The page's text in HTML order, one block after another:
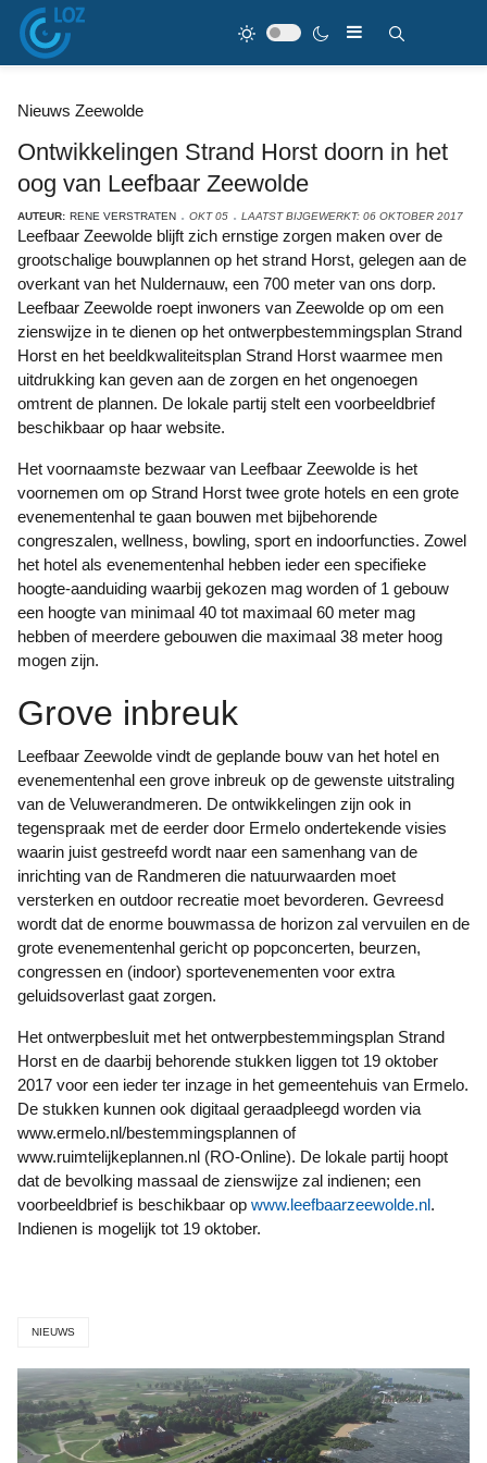
Nieuws Zeewolde
Ontwikkelingen Strand Horst doorn in het
oog van Leefbaar Zeewolde
AUTEUR: RENE VERSTRATEN OKT 05 LAATST BIJGEWERKT: 06 OKTOBER 2017
Leefbaar Zeewolde blijft zich ernstige zorgen maken over de
grootschalige bouwplannen op het strand Horst, gelegen aan de
overkant van het Nuldernauw, een 700 meter van ons dorp.
Leefbaar Zeewolde roept inwoners van Zeewolde op om een
zienswijze in te dienen op het ontwerpbestemmingsplan Strand
Horst en het beeldkwaliteitsplan Strand Horst waarmee men
uitdrukking kan geven aan de zorgen en het ongenoegen
omtrent de plannen. De lokale partij stelt een voorbeeldbrief
beschikbaar op haar website.
Het voornaamste bezwaar van Leefbaar Zeewolde is het
voornemen om op Strand Horst twee grote hotels en een grote
evenementenhal te gaan bouwen met bijbehorende
congreszalen, wellness, bowling, sport en indoorfuncties. Zowel
het hotel als evenementenhal hebben ieder een specifieke
hoogte-aanduiding waarbij gekozen mag worden of 1 gebouw
een hoogte van minimaal 40 tot maximaal 60 meter mag
hebben of meerdere gebouwen die maximaal 38 meter hoog
mogen zijn.
Grove inbreuk
Leefbaar Zeewolde vindt de geplande bouw van het hotel en
evenementenhal een grove inbreuk op de gewenste uitstraling
van de Veluwerandmeren. De ontwikkelingen zijn ook in
tegenspraak met de eerder door Ermelo ondertekende visies
waarin juist gestreefd wordt naar een samenhang van de
inrichting van de Randmeren die natuurwaarden moet
versterken en outdoor recreatie moet bevorderen. Gevreesd
wordt dat de enorme bouwmassa de horizon zal vervuilen en de
grote evenementenhal gericht op popconcerten, beurzen,
congressen en (indoor) sportevenementen voor extra
geluidsoverlast gaat zorgen.
Het ontwerpbesluit met het ontwerpbestemmingsplan Strand
Horst en de daarbij behorende stukken liggen tot 19 oktober
2017 voor een ieder ter inzage in het gemeentehuis van Ermelo.
De stukken kunnen ook digitaal geraadpleegd worden via
www.ermelo.nl/bestemmingsplannen of
www.ruimtelijkeplannen.nl (RO-Online). De lokale partij hoopt
dat de bevolking massaal de zienswijze zal indienen; een
voorbeeldbrief is beschikbaar op www.leefbaarzeewolde.nl.
Indienen is mogelijk tot 19 oktober.
NIEUWS